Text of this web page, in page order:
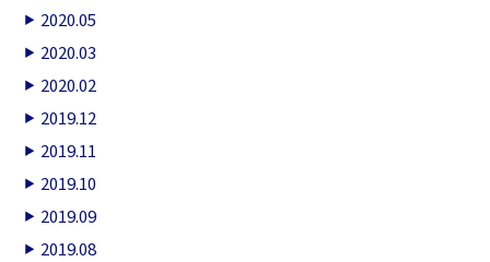
2020.05
2020.03
2020.02
2019.12
2019.11
2019.10
2019.09
2019.08